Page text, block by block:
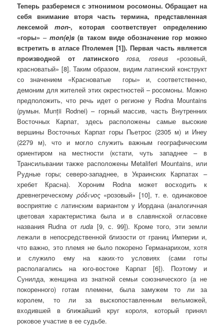
Теперь разберемся с этнонимом росомоны. Обращает на
себя внимание вторя часть термина, представленная
лексемой mon-, которая соответствует определению
«горы»–mon(e)s (в таком виде обозначение гор можно
встретить в атласе Птолемея [1]). Первая часть является
производной от латинскогоrosa, roseus «розовый,
красноватый» [8]. Таким образом, видим латинский конструкт
со значением «Красноватые горы» и, соответственно,
демоним для жителей этих окрестностей – росомоны. Можно
предположить, что речь идет о регионе у Rodna Mountains
(румын. Munții Rodnei) – горный массив, часть Внутренних
Восточных Карпат, здесь расположены самые высокие
вершины Восточных Карпат горы Пьетрос (2305 м) и Инеу
(2279 м), что и могло служить важным географическим
ориентиром на местности (кстати, чуть западнее – в
Трансильвании также расположены Metaliferi Mountains, или
Рудные горы; северо-западнее, в Украинских Карпатах –
хребет Красна). Хороним Rodna может восходить к
древнегреческому ρόδινος«розовый» [10], т. е. одинаковое
восприятие с латинским вариантом у Иордана (аналогичная
цветовая характеристика была и в славянской огласовке
названия Rudna отruda [9, с. 99]). Кроме того, эти земли
лежали в непосредственной близости от границ Империи и,
что важно, это племя не было покорено Германарихом, хотя
и служило ему на каких-то условиях (сами готы
располагались на юго-востоке Карпат [6]). Поэтому и
Сунилда, женщина из знатной семьи союзнического (а не
покоренного) готам племени, была замужем то ли за
королем, то ли за выскопоставленным вельможей,
входившей в ближайший круг короля, который принял
роковое участие в ее судьбе.